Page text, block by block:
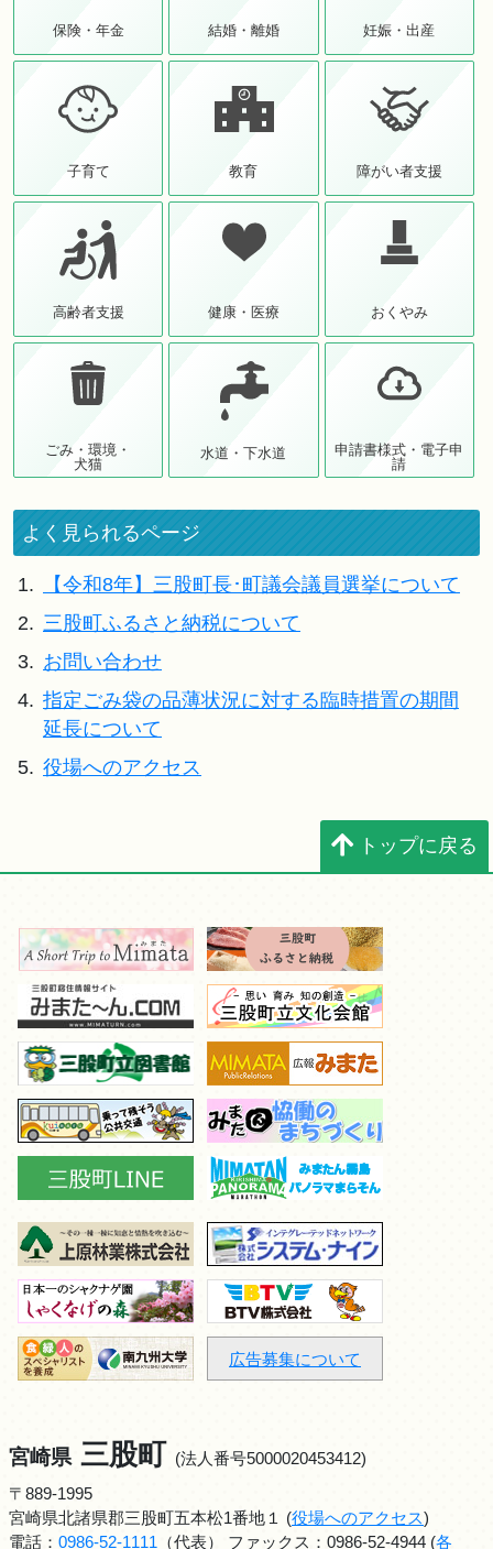
保険・年金 結婚・離婚 妊娠・出産
子育て 教育 障がい者支援
高齢者支援 健康・医療 おくやみ
ごみ・環境・
犬猫
水道・下水道
申請書様式・電子申
請
よく見られるページ
1.
【令和8年】三股町長･町議会議員選挙について
2. 三股町ふるさと納税について
3. お問い合わせ
4. 指定ごみ袋の品薄状況に対する臨時措置の期間
延長について
5. 役場へのアクセス
トップに戻る
広告募集について
宮崎県 三股町 (法人番号5000020453412)
〒889-1995
宮崎県北諸県郡三股町五本松1番地１ (役場へのアクセス)
電話： 0986-52-1111 （代表） ファックス：0986-52-4944 (各